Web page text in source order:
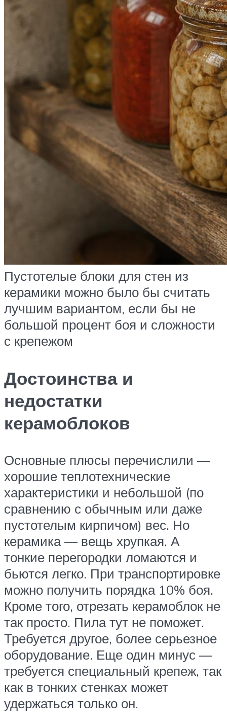
Пустотелые блоки для стен из
керамики можно было бы считать
лучшим вариантом, если бы не
большой процент боя и сложности
с крепежом
Достоинства и
недостатки
керамоблоков
Основные плюсы перечислили —
хорошие теплотехнические
характеристики и небольшой (по
сравнению с обычным или даже
пустотелым кирпичом) вес. Но
керамика — вещь хрупкая. А
тонкие перегородки ломаются и
бьются легко. При транспортировке
можно получить порядка 10% боя.
Кроме того, отрезать керамоблок не
так просто. Пила тут не поможет.
Требуется другое, более серьезное
оборудование. Еще один минус —
требуется специальный крепеж, так
как в тонких стенках может
удержаться только он.